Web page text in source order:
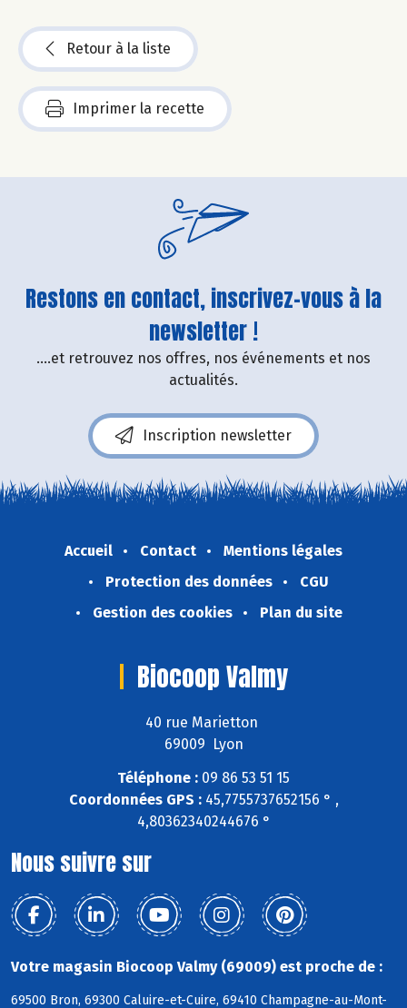
Retour à la liste
Imprimer la recette
Restons en contact, inscrivez-vous à la
newsletter !
....et retrouvez nos offres, nos événements et nos
actualités.
Inscription newsletter
Accueil Contact
Mentions légales
Protection des données
CGU
Gestion des cookies
Plan du site
Biocoop Valmy
40 rue Marietton
69009 Lyon
Téléphone : 09 86 53 51 15
Coordonnées GPS :45,7755737652156 ° ,
4,80362340244676 °
Nous suivre sur
Votre magasin Biocoop Valmy (69009) est proche de :
69500 Bron, 69300 Caluire-et-Cuire, 69410 Champagne-au-Mont-